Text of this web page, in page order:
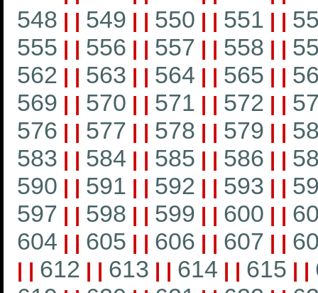
548 | | 549 | | 550 | | 551 | |
555 | | 556 | | 557 | | 558 | |
562 | | 563 | | 564 | | 565 | |
569 | | 570 | | 571 | | 572 | |
576 | | 577 | | 578 | | 579 | |
583 | | 584 | | 585 | | 586 | |
590 | | 591 | | 592 | | 593 | |
597 | | 598 | | 599 | | 600 | |
604 | | 605 | | 606 | | 607 | |
| | 612 | | 613 | | 614 | | 615 | |